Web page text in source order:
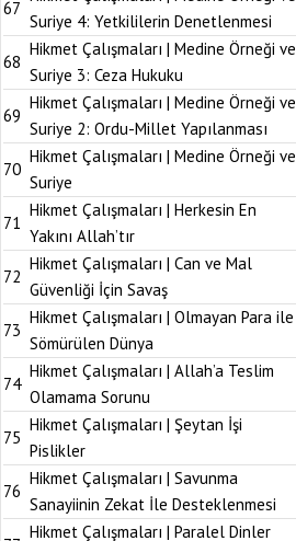
67
Suriye 4: Yetkililerin Denetlenmesi
68
Hikmet Çalışmaları | Medine Örneği ve
Suriye 3: Ceza Hukuku
69
Hikmet Çalışmaları | Medine Örneği ve
Suriye 2: Ordu-Millet Yapılanması
70
Hikmet Çalışmaları | Medine Örneği ve
Suriye
71
Hikmet Çalışmaları | Herkesin En
Yakını Allah’tır
72
Hikmet Çalışmaları | Can ve Mal
Güvenliği İçin Savaş
73
Hikmet Çalışmaları | Olmayan Para ile
Sömürülen Dünya
74
Hikmet Çalışmaları | Allah’a Teslim
Olamama Sorunu
75
Hikmet Çalışmaları | Şeytan İşi
Pislikler
76
Hikmet Çalışmaları | Savunma
Sanayiinin Zekat İle Desteklenmesi
Hikmet Çalışmaları | Paralel Dinler